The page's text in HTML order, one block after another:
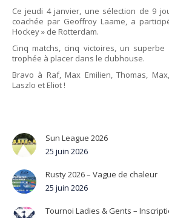
Ce jeudi 4 janvier, une sélection de 9
coachée par Geoffroy Laame, a
Hockey » de Rotterdam.
Cinq matchs, cinq victoires, un
trophée à placer dans le clubhouse.
Bravo à Raf, Max Emilien, Thomas,
Laszlo et Eliot !
Sun League 2026
25 juin 2026
Rusty 2026 – Vague de chaleur
25 juin 2026
Tournoi Ladies & Gents –